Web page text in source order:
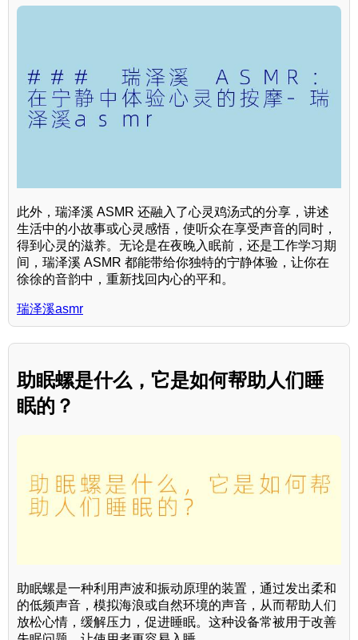
此外，瑞泽溪 ASMR 还融入了心灵鸡汤式的分享，讲述
生活中的小故事或心灵感悟，使听众在享受声音的同时，
得到心灵的滋养。无论是在夜晚入眠前，还是工作学习期
间，瑞泽溪 ASMR 都能带给你独特的宁静体验，让你在
徐徐的音韵中，重新找回内心的平和。
瑞泽溪asmr
助眠螺是什么，它是如何帮助人们睡
眠的？
助眠螺是一种利用声波和振动原理的装置，通过发出柔和
的低频声音，模拟海浪或自然环境的声音，从而帮助人们
放松心情，缓解压力，促进睡眠。这种设备常被用于改善